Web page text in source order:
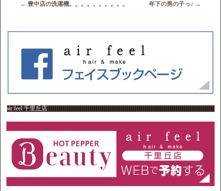
← 豊中店の洗濯機。。。。。。。。。。 年下の男の子っ♪ →
air feel 千里丘店